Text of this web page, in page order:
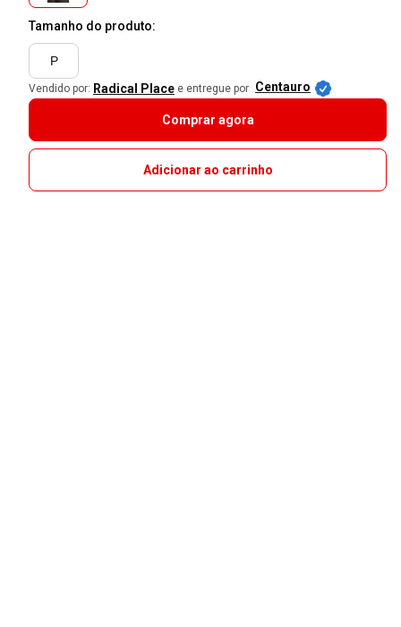
Tamanho do produto:
P
Vendido por: Radical Place e entregue por Centauro
Comprar agora
Adicionar ao carrinho